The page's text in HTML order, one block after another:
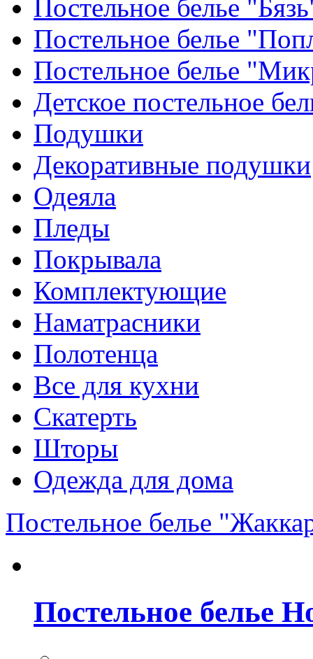
Постельное белье
Постельное белье
Постельное белье
Детское постельное
Подушки
Декоративные подушки
Одеяла
Пледы
Покрывала
Комплектующие
Наматрасники
Полотенца
Все для кухни
Скатерть
Шторы
Одежда для дома
Постельное белье
Постельное белье